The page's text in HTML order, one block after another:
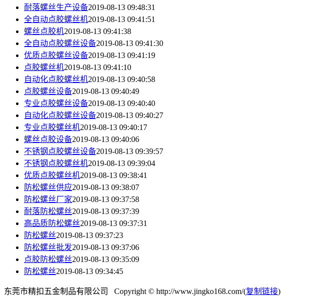
耐落螺丝生产设备2019-08-13 09:48:31
全自动点胶螺丝机2019-08-13 09:41:51
螺丝点胶机2019-08-13 09:41:38
全自动点胶螺丝设备2019-08-13 09:41:30
优质点胶螺丝设备2019-08-13 09:41:19
点胶螺丝机2019-08-13 09:41:10
自动化点胶螺丝机2019-08-13 09:40:58
点胶螺丝设备2019-08-13 09:40:49
专业点胶螺丝设备2019-08-13 09:40:40
自动化点胶螺丝设备2019-08-13 09:40:27
专业点胶螺丝机2019-08-13 09:40:17
螺丝点胶设备2019-08-13 09:40:06
不锈钢点胶螺丝设备2019-08-13 09:39:57
不锈钢点胶螺丝机2019-08-13 09:39:04
优质点胶螺丝机2019-08-13 09:38:41
防松螺丝供应2019-08-13 09:38:07
防松螺丝厂家2019-08-13 09:37:58
耐落防松螺丝2019-08-13 09:37:39
高品质防松螺丝2019-08-13 09:37:31
防松螺丝2019-08-13 09:37:23
防松螺丝批发2019-08-13 09:37:06
点胶防松螺丝2019-08-13 09:35:09
防松螺丝2019-08-13 09:34:45
东莞市精扣五金制品有限公司 Copyright © http://www.jingko168.com/(复制链接)